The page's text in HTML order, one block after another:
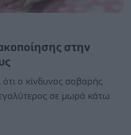
στην
ο κίνδυνος σοβαρής
σε μωρά κάτω